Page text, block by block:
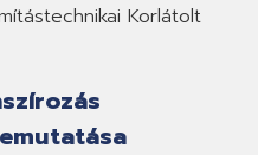
Korlátolt